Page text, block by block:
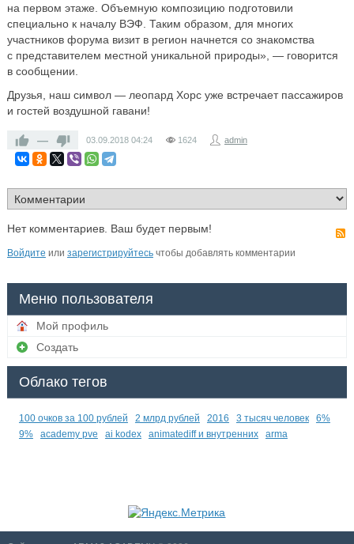
на первом этаже. Объемную композицию подготовили
специально к началу ВЭФ. Таким образом, для многих
участников форума визит в регион начнется со знакомства
с представителем местной уникальной природы», — говорится
в сообщении.
Друзья, наш символ — леопард Хорс уже встречает пассажиров
и гостей воздушной гавани!
— 03.09.2018 04:24 1624 admin
Нет комментариев. Ваш будет первым!
Войдите или зарегистрируйтесьчтобы добавлять комментарии
Меню пользователя
Мой профиль
Создать
Облако тегов
100 очков за 100 рублей 2 млрд рублей 2016 3 тысяч человек
6%
9%
academy pve ai kodex animatediff и внутренних arma